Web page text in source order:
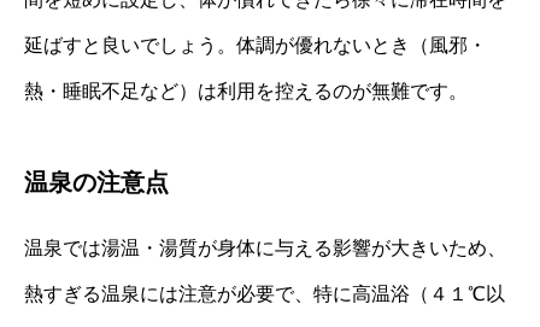
延ばすと良いでしょう。体調が優れないとき（風邪・
熱・睡眠不足など）は利用を控えるのが無難です。
温泉の注意点
温泉では湯温・湯質が身体に与える影響が大きいため、
熱すぎる温泉には注意が必要で、特に高温浴（４１℃以